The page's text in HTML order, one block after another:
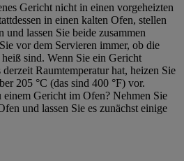
Gericht nicht in einen vorgeheizten
in einen kalten Ofen, stellen
und lassen Sie beide zusammen
vor dem Servieren immer, ob die
sind. Wenn Sie ein Gericht
Raumtemperatur hat, heizen Sie
205 °C (das sind 400 °F) vor.
einem Gericht im Ofen? Nehmen Sie
und lassen Sie es zunächst einige